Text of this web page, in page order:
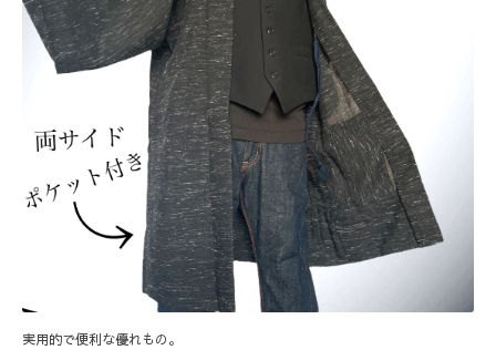
実用的で便利な優れもの。